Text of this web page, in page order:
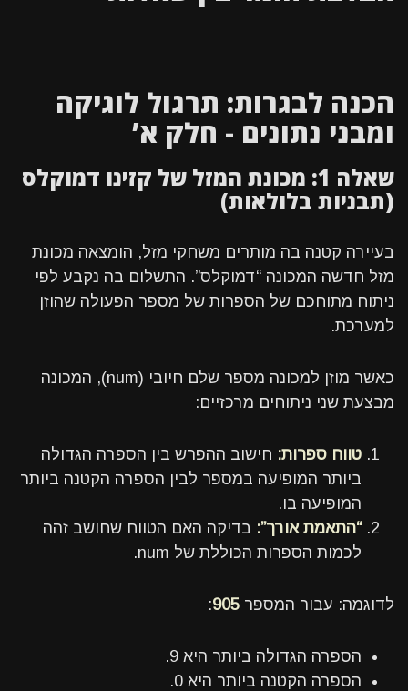
הכנה לבגרות: תרגול לוגיקה
ומבני נתונים - חלק א’
שאלה 1: מכונת המזל של קזינו דמוקלס
(תבניות בלולאות)
בעיירה קטנה בה מותרים משחקי מזל, הומצאה מכונת
מזל חדשה המכונה “דמוקלס”. התשלום בה נקבע לפי
ניתוח מתוחכם של הספרות של מספר הפעולה שהוזן
למערכת.
כאשר מוזן למכונה מספר שלם חיובי (num), המכונה
מבצעת שני ניתוחים מרכזיים:
טווח ספרות: חישוב ההפרש בין הספרה הגדולה
ביותר המופיעה במספר לבין הספרה הקטנה ביותר
המופיעה בו.
“התאמת אורך”: בדיקה האם הטווח שחושב זהה
לכמות הספרות הכוללת של num.
לדוגמה: עבור המספר 905
:
הספרה הגדולה ביותר היא 9.
הספרה הקטנה ביותר היא 0.